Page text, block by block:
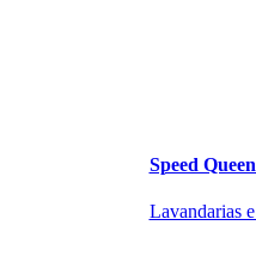
Speed
Lavandarias